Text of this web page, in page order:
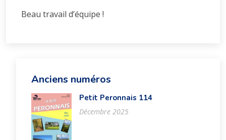
Beau travail d’équipe !
Anciens numéros
Petit Peronnais 114
Décembre 2025